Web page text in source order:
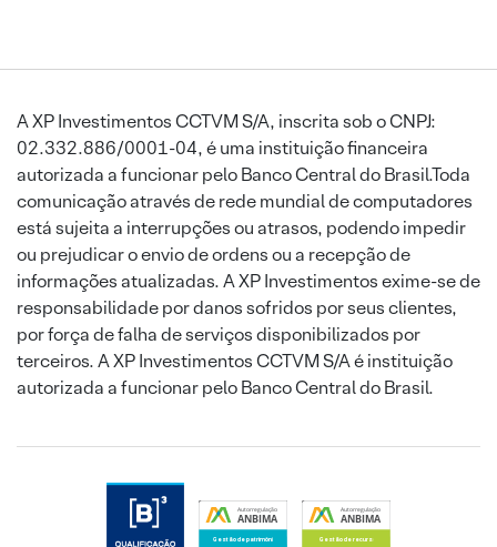
A XP Investimentos CCTVM S/A, inscrita sob o CNPJ:
02.332.886/0001-04, é uma instituição financeira
autorizada a funcionar pelo Banco Central do Brasil.Toda
comunicação através de rede mundial de computadores
está sujeita a interrupções ou atrasos, podendo impedir
ou prejudicar o envio de ordens ou a recepção de
informações atualizadas. A XP Investimentos exime-se de
responsabilidade por danos sofridos por seus clientes,
por força de falha de serviços disponibilizados por
terceiros. A XP Investimentos CCTVM S/A é instituição
autorizada a funcionar pelo Banco Central do Brasil.